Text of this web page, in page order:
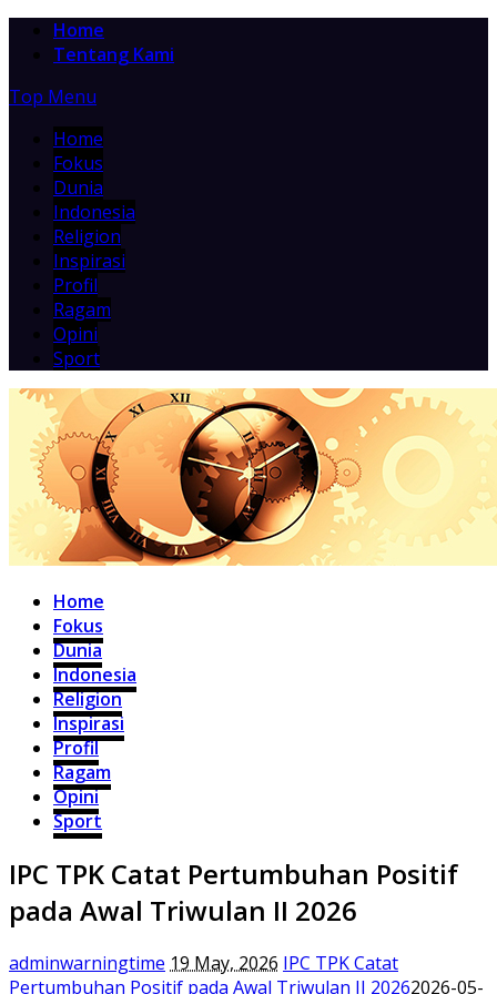
Home
Tentang Kami
Top Menu
Home
Fokus
Dunia
Indonesia
Religion
Inspirasi
Profil
Ragam
Opini
Sport
Home
Fokus
Dunia
Indonesia
Religion
Inspirasi
Profil
Ragam
Opini
Sport
IPC TPK Catat Pertumbuhan Positif
pada Awal Triwulan II 2026
adminwarningtime 19 May, 2026 IPC TPK Catat
Pertumbuhan Positif pada Awal Triwulan II 20262026-05-